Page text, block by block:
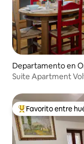
Departamento en
Suite Apartment
Favorito entre los
Favorito entre